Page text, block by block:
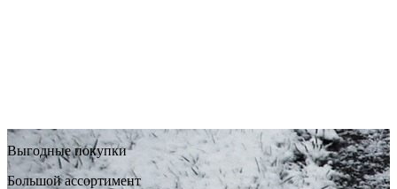
Выгодные покупки
Большой ассортимент